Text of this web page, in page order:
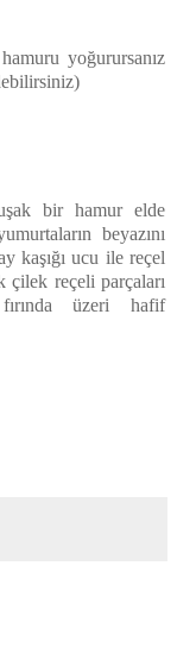
yoğurursanız
bir hamur elde
beyazını
kaşığı ucu ile reçel
reçeli parçaları
üzeri hafif